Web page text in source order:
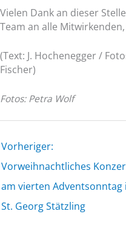
Vielen Dank an dieser
Team an alle
(Text: J. Hochenegger /
Fischer)
Fotos: Petra Wolf
Vorheriger:
Vorweihnachtliches
am vierten Adventsonntag
St. Georg Stätzling